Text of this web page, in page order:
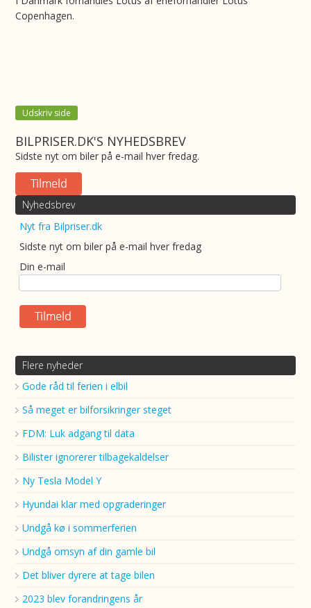
Copenhagen.
Udskriv side
BILPRISER.DK'S NYHEDSBREV
Sidste nyt om biler på e-mail hver fredag.
Nyhedsbrev
Nyt fra Bilpriser.dk
Sidste nyt om biler på e-mail hver fredag
Din e-mail
Flere nyheder
Gode råd til ferien i elbil
Så meget er bilforsikringer steget
FDM: Luk adgang til data
Bilister ignorerer tilbagekaldelser
Ny Tesla Model Y
Hyundai klar med opgraderinger
Undgå kø i sommerferien
Undgå omsyn af din gamle bil
Det bliver dyrere at tage bilen
2023 blev forandringens år